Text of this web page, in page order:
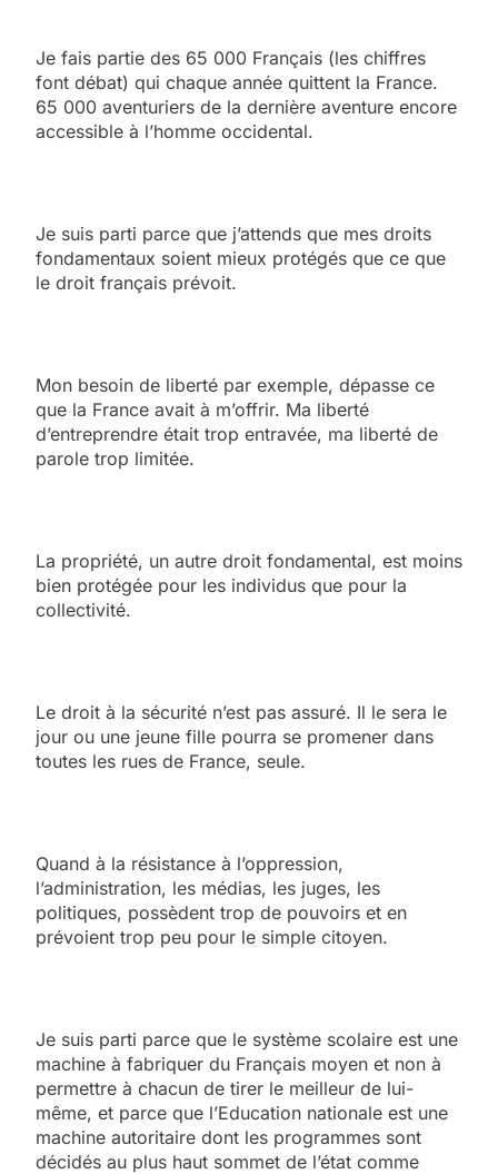
Je fais partie des 65 000 Français (les chiffres
font débat) qui chaque année quittent la France.
65 000 aventuriers de la dernière aventure encore
accessible à l’homme occidental.
Je suis parti parce que j’attends que mes droits
fondamentaux soient mieux protégés que ce que
le droit français prévoit.
Mon besoin de liberté par exemple, dépasse ce
que la France avait à m’offrir. Ma liberté
d’entreprendre était trop entravée, ma liberté de
parole trop limitée.
La propriété, un autre droit fondamental, est moins
bien protégée pour les individus que pour la
collectivité.
Le droit à la sécurité n’est pas assuré. Il le sera le
jour ou une jeune fille pourra se promener dans
toutes les rues de France, seule.
Quand à la résistance à l’oppression,
l’administration, les médias, les juges, les
politiques, possèdent trop de pouvoirs et en
prévoient trop peu pour le simple citoyen.
Je suis parti parce que le système scolaire est une
machine à fabriquer du Français moyen et non à
permettre à chacun de tirer le meilleur de lui-
même, et parce que l’Education nationale est une
machine autoritaire dont les programmes sont
décidés au plus haut sommet de l’état comme